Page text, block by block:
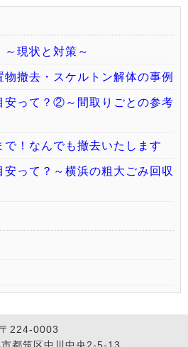
現状と対策～
撤去・スケルトン解体の事例
安って？②～間取りごとの参考
で！なんでも撤去いたします
って？～横浜の粗大ごみ回収
〒224-0003